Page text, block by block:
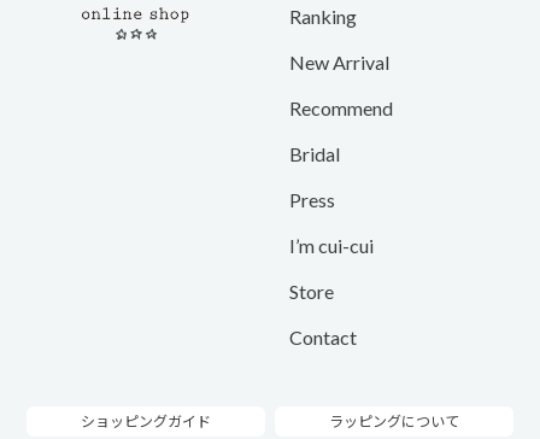
Ranking
New Arrival
Recommend
Bridal
Press
I’m cui-cui
Store
Contact
ショッピングガイド ラッピングについて